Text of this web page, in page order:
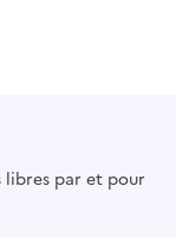
par et pour